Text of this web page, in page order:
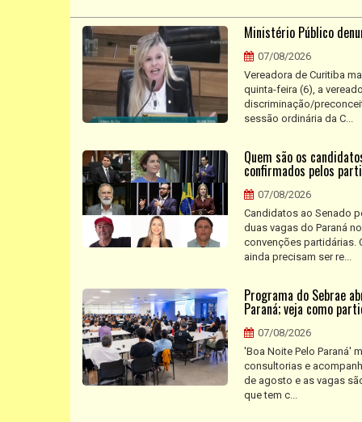
Ministério Público
07/08/2026
Vereadora de Curitiba
quinta-feira (6), a
discriminação/
sessão ordinária da C...
Quem são os
confirmados pelos
07/08/2026
Candidatos ao Senado
duas vagas do Paraná
convenções partidárias.
ainda precisam ser re...
Programa do Sebrae
Paraná; veja como
07/08/2026
'Boa Noite Pelo Paraná'
consultorias e
de agosto e as vagas
que tem c...